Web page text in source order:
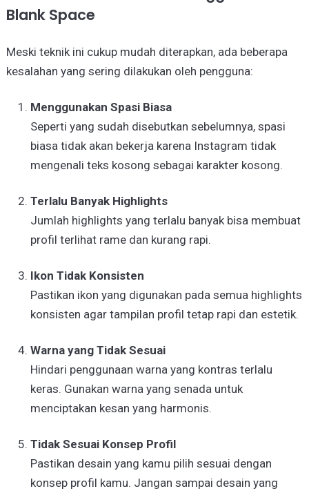
Blank Space
Meski teknik ini cukup mudah diterapkan, ada beberapa
kesalahan yang sering dilakukan oleh pengguna:
Menggunakan Spasi Biasa
Seperti yang sudah disebutkan sebelumnya, spasi
biasa tidak akan bekerja karena Instagram tidak
mengenali teks kosong sebagai karakter kosong.
Terlalu Banyak Highlights
Jumlah highlights yang terlalu banyak bisa membuat
profil terlihat rame dan kurang rapi.
Ikon Tidak Konsisten
Pastikan ikon yang digunakan pada semua highlights
konsisten agar tampilan profil tetap rapi dan estetik.
Warna yang Tidak Sesuai
Hindari penggunaan warna yang kontras terlalu
keras. Gunakan warna yang senada untuk
menciptakan kesan yang harmonis.
Tidak Sesuai Konsep Profil
Pastikan desain yang kamu pilih sesuai dengan
konsep profil kamu. Jangan sampai desain yang